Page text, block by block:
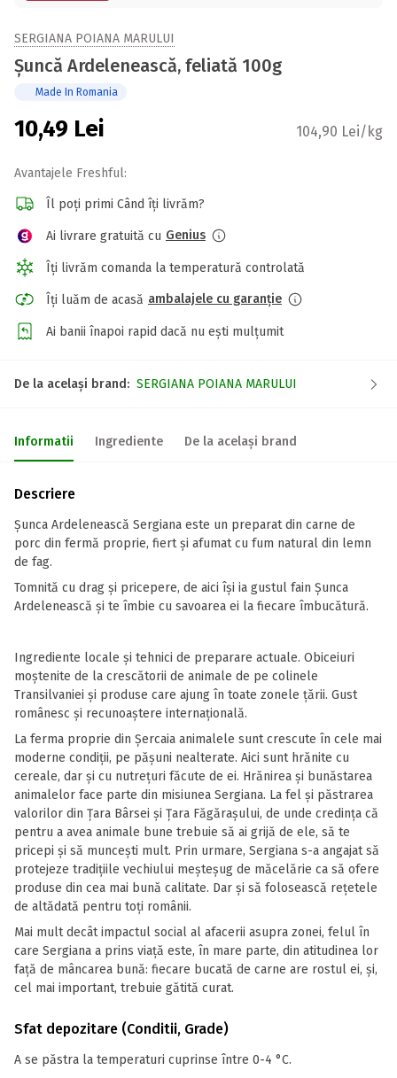
SERGIANA POIANA MARULUI
Șuncă Ardelenească, feliată 100g
Made In Romania
10,49 Lei 104,90 Lei/kg
Avantajele Freshful:
Îl poți primi Când îți livrăm?
Ai livrare gratuită cu Genius
Îți livrăm comanda la temperatură controlată
Îți luăm de acasă ambalajele cu garanție
Ai banii înapoi rapid dacă nu ești mulțumit
De la același brand: SERGIANA POIANA MARULUI
Informatii Ingrediente De la același brand
Descriere
Șunca Ardelenească Sergiana este un preparat din carne de
porc din fermă proprie, fiert și afumat cu fum natural din lemn
de fag.
Tomnită cu drag și pricepere, de aici își ia gustul fain Șunca
Ardelenească și te îmbie cu savoarea ei la fiecare îmbucătură.
Ingrediente locale și tehnici de preparare actuale. Obiceiuri
moștenite de la crescătorii de animale de pe colinele
Transilvaniei și produse care ajung în toate zonele țării. Gust
românesc și recunoaștere internațională.
La ferma proprie din Șercaia animalele sunt crescute în cele mai
moderne condiții, pe pășuni nealterate. Aici sunt hrănite cu
cereale, dar și cu nutrețuri făcute de ei. Hrănirea și bunăstarea
animalelor face parte din misiunea Sergiana. La fel și păstrarea
valorilor din Ţara Bârsei şi Țara Făgăraşului, de unde credința că
pentru a avea animale bune trebuie să ai grijă de ele, să te
pricepi şi să munceşti mult. Prin urmare, Sergiana s-a angajat să
protejeze tradițiile vechiului meșteșug de măcelărie ca să ofere
produse din cea mai bună calitate. Dar și să folosească rețetele
de altădată pentru toți românii.
Mai mult decât impactul social al afacerii asupra zonei, felul în
care Sergiana a prins viață este, în mare parte, din atitudinea lor
față de mâncarea bună: fiecare bucată de carne are rostul ei, și,
cel mai important, trebuie gătită curat.
Sfat depozitare (Conditii, Grade)
A se păstra la temperaturi cuprinse între 0-4 °C.